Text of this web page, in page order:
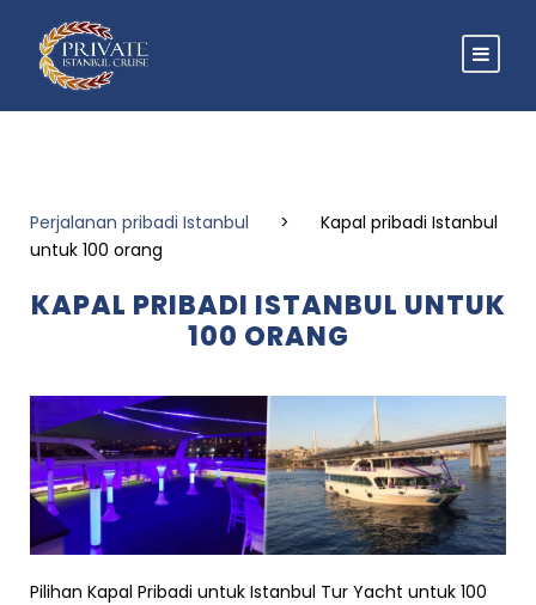
Perjalanan pribadi Istanbul >
Kapal pribadi Istanbul
untuk 100 orang
KAPAL PRIBADI ISTANBUL UNTUK
100 ORANG
Pilihan Kapal Pribadi untuk Istanbul Tur Yacht untuk 100